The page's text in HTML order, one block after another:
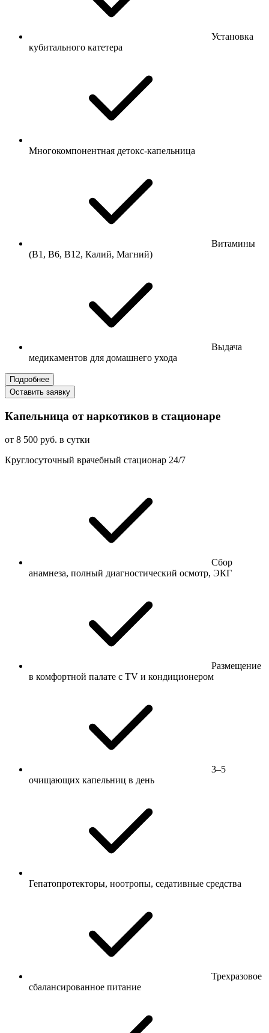
Установка
кубитального катетера
Многокомпонентная детокс-капельница
Витамины
(B1, B6, B12, Калий, Магний)
Выдача
медикаментов для домашнего ухода
Подробнее
Оставить заявку
Капельница от наркотиков в стационаре
от 8 500 руб. в сутки
Круглосуточный врачебный стационар 24/7
Сбор
анамнеза, полный диагностический осмотр, ЭКГ
Размещение
в комфортной палате с TV и кондиционером
3–5
очищающих капельниц в день
Гепатопротекторы, ноотропы, седативные средства
Трехразовое
сбалансированное питание